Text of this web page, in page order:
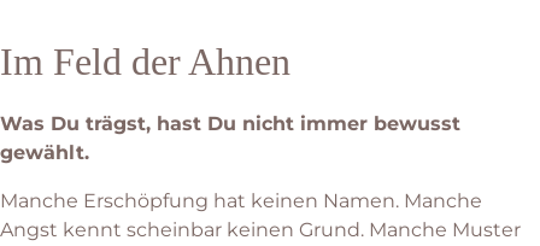
Im Feld der Ahnen
Was Du trägst, hast Du nicht immer bewusst
gewählt.
Manche Erschöpfung hat keinen Namen. Manche
Angst kennt scheinbar keinen Grund. Manche Muster